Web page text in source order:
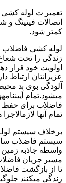
تعمیرات لوله کشی
اتصالات فیتینگ و
کمتر شود.
لوله کشی فاضلاب
زندگی را تحت
اولویت خود قرار
عزیزانتان ارتباط
آلودگی بوی بد
میشود.تمام
فاضلاب برای حفظ
تمام آنها
برخلاف سیستم
سیستم فاضلاب
واسطه جاذبه
مسیر جریان
تا از بازگشت
زندگی میکنند